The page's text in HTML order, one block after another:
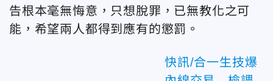
告根本毫無悔意，只想脫罪，已無教化之可
能，希望兩人都得到應有的懲罰。
快訊/合一生技爆